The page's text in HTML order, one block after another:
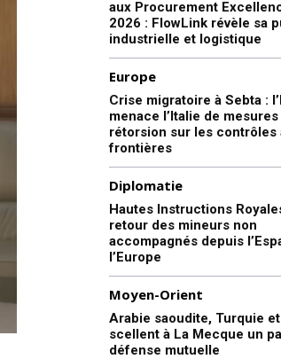
aux Procurement
2026 : FlowLink révèle sa
industrielle et logistique
Europe
Crise migratoire à Sebta :
menace l’Italie de mesures
rétorsion sur les contrôles
frontières
Diplomatie
Hautes Instructions
retour des mineurs non
accompagnés depuis
l’Europe
Moyen-Orient
Arabie saoudite, Turquie
scellent à La Mecque un
défense mutuelle